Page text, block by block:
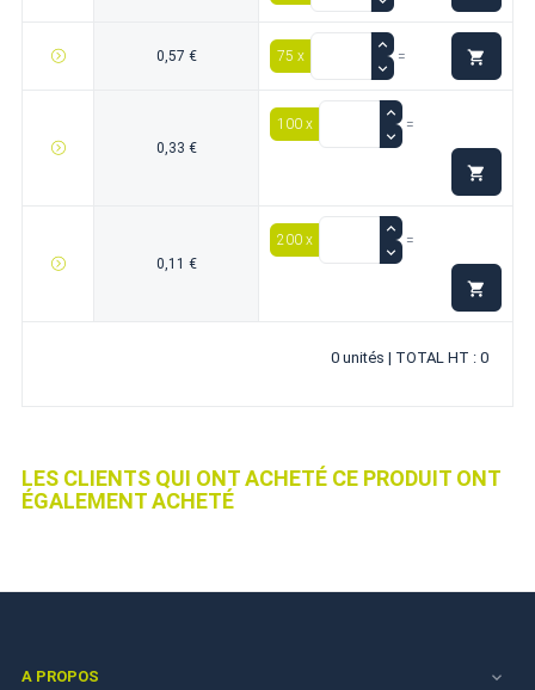
0,57 € 75 x = 
0,33 €
100 x =

0,11 €
200 x =

0 unités | TOTAL HT : 0
LES CLIENTS QUI ONT ACHETÉ CE PRODUIT ONT
ÉGALEMENT ACHETÉ
A PROPOS 